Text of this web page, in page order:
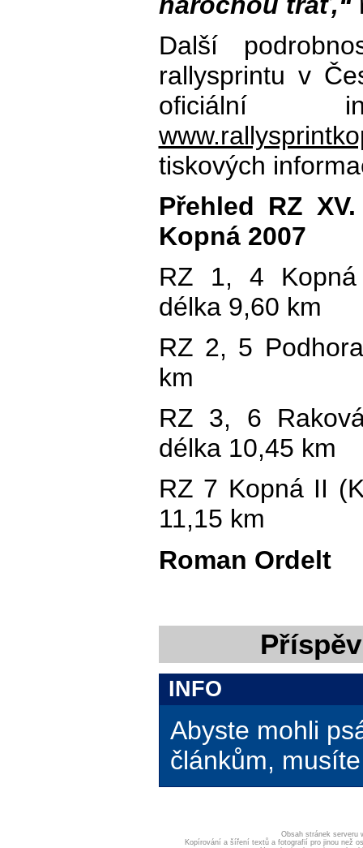
Další
rallysprintu v
oficiální
tiskových
Přehled RZ
Kopná 2007
RZ 1, 4
délka 9,60 km
RZ 2, 5
km
RZ 3, 6
délka 10,45 km
RZ 7 Kopná II
11,15 km
Roman Ordelt
INFO
Abyste mohli
článkům,
Obsah stránek serveru
Kopírování a šíření textů a fotografií pro jinou než